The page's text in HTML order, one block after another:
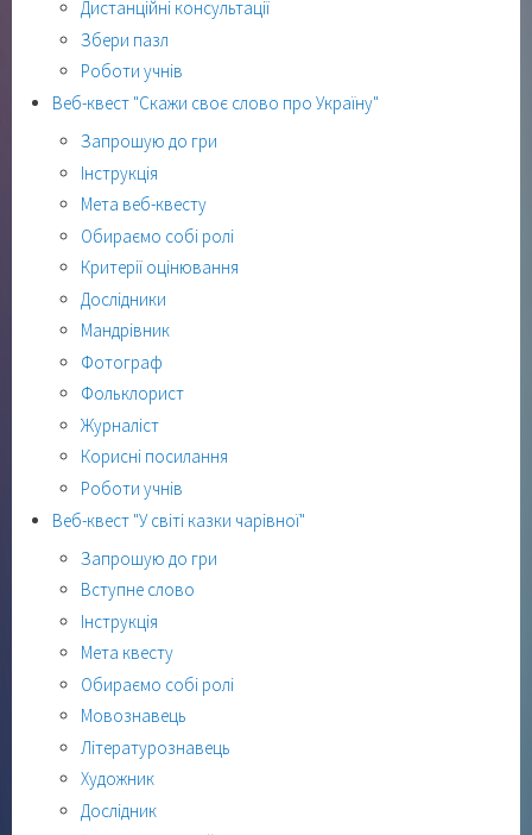
Дистанційні консультації
Збери пазл
Роботи учнів
Веб-квест "Скажи своє слово про Україну"
Запрошую до гри
Інструкція
Мета веб-квесту
Обираємо собі ролі
Критерії оцінювання
Дослідники
Мандрівник
Фотограф
Фольклорист
Журналіст
Корисні посилання
Роботи учнів
Веб-квест "У світі казки чарівної"
Запрошую до гри
Вступне слово
Інструкція
Мета квесту
Обираємо собі ролі
Мовознавець
Літературознавець
Художник
Дослідник